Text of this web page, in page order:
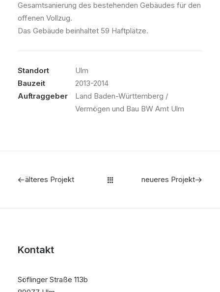
Gesamtsanierung des bestehenden Gebäudes für den
offenen Vollzug.
Das Gebäude beinhaltet 59 Haftplätze.
Standort
Ulm
Bauzeit
2013-2014
Auftraggeber
Land Baden-Württemberg /
Vermögen und Bau BW Amt Ulm
älteres Projekt neueres Projekt
Kontakt
Söflinger Straße 113b